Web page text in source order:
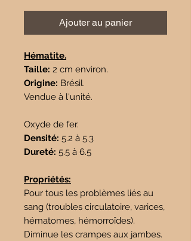
Ajouter au panier
Hématite.
Taille: 2 cm environ.
Origine: Brésil.
Vendue à l'unité.
Oxyde de fer.
Densité: 5.2 à 5.3
Dureté: 5.5 à 6.5
Propriétés:
Pour tous les problèmes liés au
sang (troubles circulatoire, varices,
hématomes, hémorroïdes).
Diminue les crampes aux jambes.